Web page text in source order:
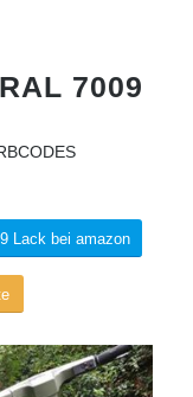
7009
Lack bei amazon